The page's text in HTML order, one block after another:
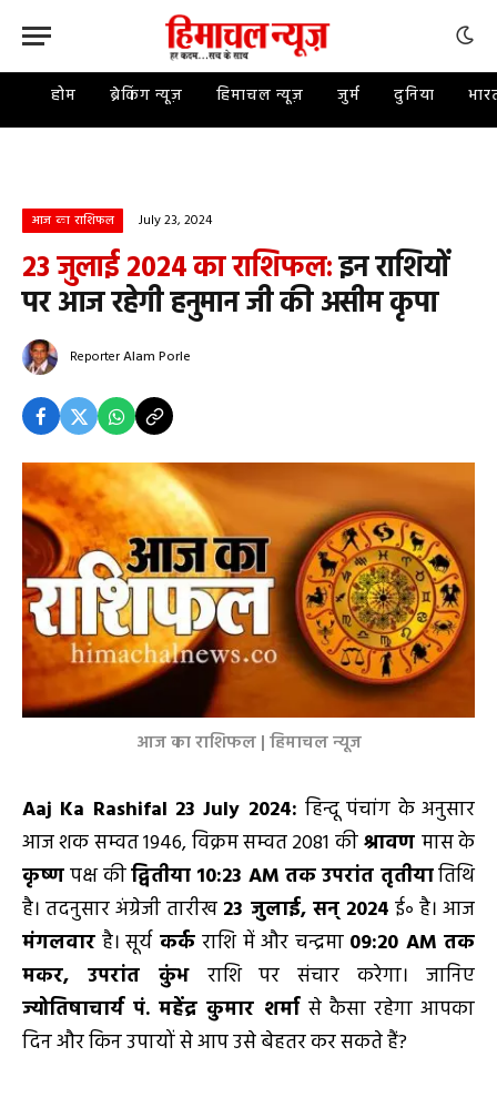
होम ब्रेकिंग न्यूज़ हिमाचल न्यूज़ जुर्म दुनिया
आज का राशिफल July 23, 2024
23 जुलाई 2024 का राशिफल:इन राशियों
पर आज रहेगी हनुमान जी की असीम कृपा
ReporterAlam Porle
आज का राशिफल | हिमाचल न्यूज
Aaj Ka Rashifal 23 July 2024:हिन्दू पंचांग के अनुसार
आज शक सम्वत 1946, विक्रम सम्वत 2081 कीश्रावण मास के
कृष्णपक्ष कीद्वितीया 10:23 AMतक उपरांत तृतीयातिथि
है। तदनुसार अंग्रेजी तारीख 23 जुलाई, सन्2024 ई॰ है। आज
मंगलवार है। सूर्य कर्क राशि में और चन्द्रमा 09:20 AM तक
मकर, उपरांत कुंभ राशि पर संचार करेगा। जानिए
ज्योतिषाचार्य पं. महेंद्र कुमार शर्मा से कैसा रहेगा आपका
दिन और किन उपायों से आप उसे बेहतर कर सकते हैं?